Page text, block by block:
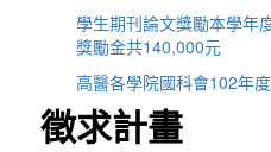
學生期刊論文獎勵本學年
獎勵金共140,000元
高醫各學院國科會102年
徵求計畫